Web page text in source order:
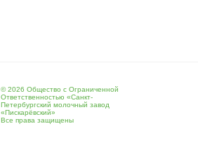
© 2026 Общество с Ограниченной
Ответственностью «Санкт-
Петербургский молочный завод
«Пискарёвский»
Все права защищены